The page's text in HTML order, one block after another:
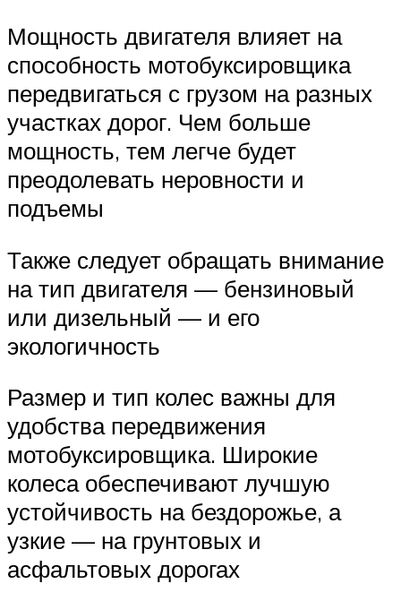
Мощность двигателя влияет на
способность мотобуксировщика
передвигаться с грузом на разных
участках дорог. Чем больше
мощность, тем легче будет
преодолевать неровности и
подъемы
Также следует обращать внимание
на тип двигателя — бензиновый
или дизельный — и его
экологичность
Размер и тип колес важны для
удобства передвижения
мотобуксировщика. Широкие
колеса обеспечивают лучшую
устойчивость на бездорожье, а
узкие — на грунтовых и
асфальтовых дорогах